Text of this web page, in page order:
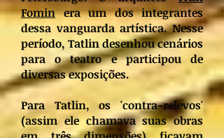
Fominera um dos integrantes
dessa vanguarda artística. Nesse
período, Tatlin desenhou cenários
para o teatro e participou de
diversas exposições.
Para Tatlin, os 'contra-relevos'
(assim ele chamava suas obras